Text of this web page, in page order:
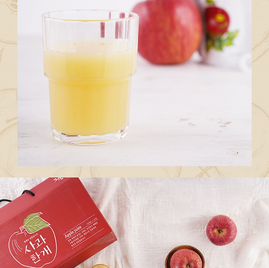
페이코 라이
구매